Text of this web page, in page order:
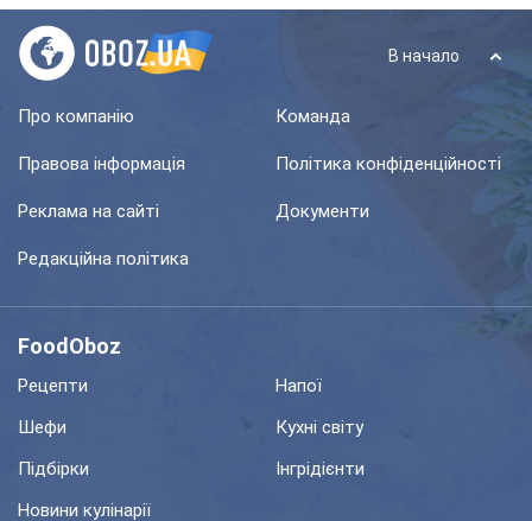
В начало
Про компанію Команда
Правова інформація Політика конфіденційності
Реклама на сайті Документи
Редакційна політика
FoodOboz
Рецепти
Напої
Шефи
Кухні світу
Підбірки
Інгрідієнти
Новини кулінарії